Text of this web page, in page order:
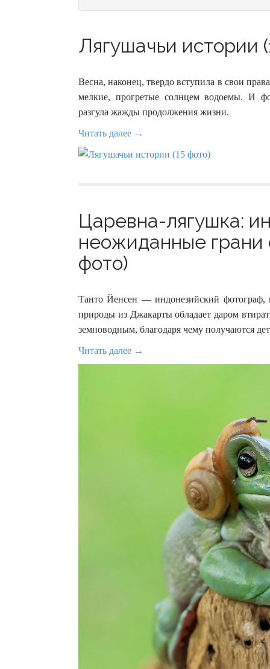
Лягушачьи истории
Весна, наконец, твердо вступила в свои
мелкие, прогретые солнцем водоемы. И
разгула жажды продолжения жизни.
Читать далее →
Царевна-лягушка:
неожиданные грани
фото)
Танто Йенсен — индонезийский фотограф,
природы из Джакарты обладает даром
земноводным, благодаря чему получаются
Читать далее →